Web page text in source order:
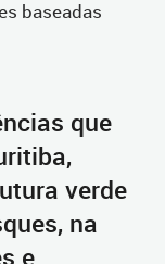
baseadas
que
verde
na
e